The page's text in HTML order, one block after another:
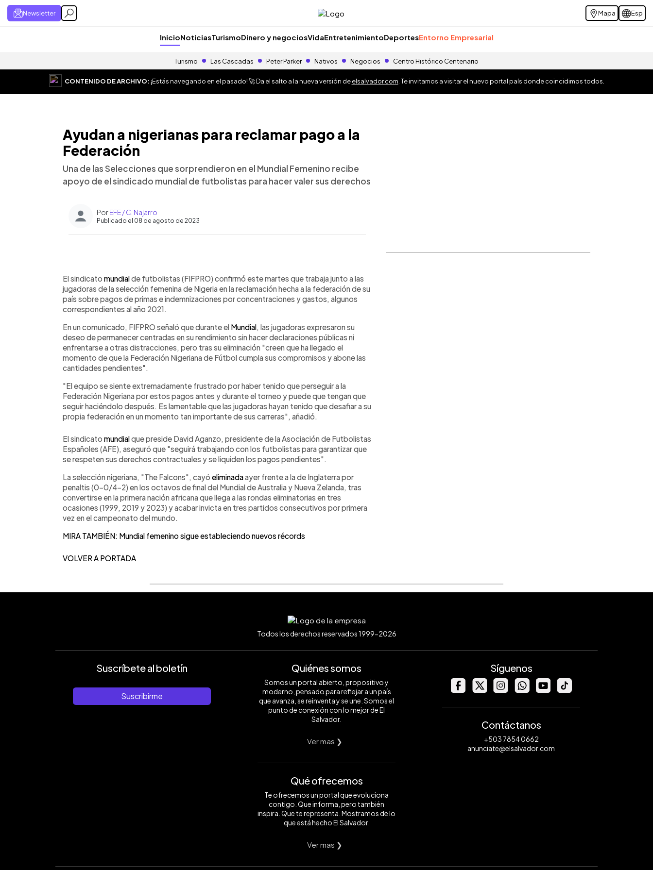
Newsletter Mapa Esp
InicioNoticiasTurismoDinero y negociosVidaEntretenimientoDeportesEntorno Empresarial
Turismo Las Cascadas Peter Parker Nativos Negocios Centro Histórico Centenario
CONTENIDO DE ARCHIVO:¡Estás navegando en el pasado! 🚀 Da el salto a la nueva versión deelsalvador.com . Te invitamos a visitar el nuevo portal país donde coincidimos todos.
Ayudan a nigerianas para reclamar pago a la
Federación
Una de las Selecciones que sorprendieron en el Mundial Femenino recibe
apoyo de el sindicado mundial de futbolistas para hacer valer sus derechos
PorEFE / C. Najarro
Publicado el 08 de agosto de 2023
► Escuchar artículo
El sindicato mundialde futbolistas (FIFPRO) confirmó este martes que trabaja junto a las
jugadoras de la selección femenina de Nigeria en la reclamación hecha a la federación de su
país sobre pagos de primas e indemnizaciones por concentraciones y gastos, algunos
correspondientes al año 2021.
En un comunicado, FIFPRO señaló que durante el Mundial, las jugadoras expresaron su
deseo de permanecer centradas en su rendimiento sin hacer declaraciones públicas ni
enfrentarse a otras distracciones, pero tras su eliminación "creen que ha llegado el
momento de que la Federación Nigeriana de Fútbol cumpla sus compromisos y abone las
cantidades pendientes".
"El equipo se siente extremadamente frustrado por haber tenido que perseguir a la
Federación Nigeriana por estos pagos antes y durante el torneo y puede que tengan que
seguir haciéndolo después. Es lamentable que las jugadoras hayan tenido que desafiar a su
propia federación en un momento tan importante de sus carreras", añadió.
El sindicato mundialque preside David Aganzo, presidente de la Asociación de Futbolistas
Españoles (AFE), aseguró que "seguirá trabajando con los futbolistas para garantizar que
se respeten sus derechos contractuales y se liquiden los pagos pendientes".
La selección nigeriana, "The Falcons", cayó eliminadaayer frente a la de Inglaterra por
penaltis (0-0/4-2) en los octavos de final del Mundial de Australia y Nueva Zelanda, tras
convertirse en la primera nación africana que llega a las rondas eliminatorias en tres
ocasiones (1999, 2019 y 2023) y acabar invicta en tres partidos consecutivos por primera
vez en el campeonato del mundo.
MIRA TAMBIÉN: Mundial femenino sigue estableciendo nuevos récords
VOLVER A PORTADA
Todos los derechos reservados 1999-2026
Suscríbete al boletín
Suscribirme
Quiénes somos
Somos un portal abierto, propositivo y
moderno, pensado para reflejar a un país
que avanza, se reinventa y se une. Somos el
punto de conexión con lo mejor de El
Salvador.
Ver mas ❯
Qué ofrecemos
Te ofrecemos un portal que evoluciona
contigo. Que informa, pero también
inspira. Que te representa. Mostramos de lo
que está hecho El Salvador.
Ver mas ❯
Síguenos
Contáctanos
+503 7854 0662
anunciate@elsalvador.com